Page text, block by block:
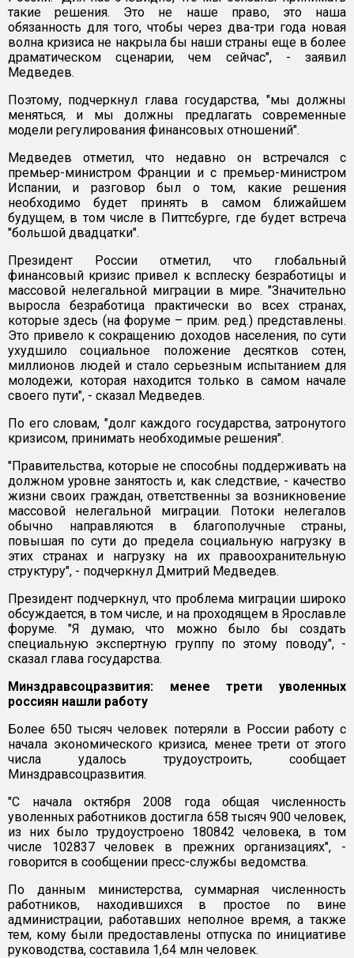
такие решения. Это не наше право, это наша
обязанность для того, чтобы через два-три года новая
волна кризиса не накрыла бы наши страны еще в более
драматическом сценарии, чем сейчас", - заявил
Медведев.
Поэтому, подчеркнул глава государства, "мы должны
меняться, и мы должны предлагать современные
модели регулирования финансовых отношений".
Медведев отметил, что недавно он встречался с
премьер-министром Франции и с премьер-министром
Испании, и разговор был о том, какие решения
необходимо будет принять в самом ближайшем
будущем, в том числе в Питтсбурге, где будет встреча
"большой двадцатки".
Президент России отметил, что глобальный
финансовый кризис привел к всплеску безработицы и
массовой нелегальной миграции в мире. "Значительно
выросла безработица практически во всех странах,
которые здесь (на форуме – прим. ред.) представлены.
Это привело к сокращению доходов населения, по сути
ухудшило социальное положение десятков сотен,
миллионов людей и стало серьезным испытанием для
молодежи, которая находится только в самом начале
своего пути", - сказал Медведев.
По его словам, "долг каждого государства, затронутого
кризисом, принимать необходимые решения".
"Правительства, которые не способны поддерживать на
должном уровне занятость и, как следствие, - качество
жизни своих граждан, ответственны за возникновение
массовой нелегальной миграции. Потоки нелегалов
обычно направляются в благополучные страны,
повышая по сути до предела социальную нагрузку в
этих странах и нагрузку на их правоохранительную
структуру", - подчеркнул Дмитрий Медведев.
Президент подчеркнул, что проблема миграции широко
обсуждается, в том числе, и на проходящем в Ярославле
форуме. "Я думаю, что можно было бы создать
специальную экспертную группу по этому поводу", -
сказал глава государства.
Минздравсоцразвития: менее трети уволенных
россиян нашли работу
Более 650 тысяч человек потеряли в России работу с
начала экономического кризиса, менее трети от этого
числа удалось трудоустроить, сообщает
Минздравсоцразвития.
"С начала октября 2008 года общая численность
уволенных работников достигла 658 тысяч 900 человек,
из них было трудоустроено 180842 человека, в том
числе 102837 человек в прежних организациях", -
говорится в сообщении пресс-службы ведомства.
По данным министерства, суммарная численность
работников, находившихся в простое по вине
администрации, работавших неполное время, а также
тем, кому были предоставлены отпуска по инициативе
руководства, составила 1,64 млн человек.